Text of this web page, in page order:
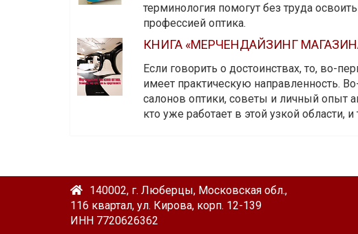
терминология помогут без труда
профессией оптика.
КНИГА «МЕРЧЕНДАЙЗИНГ
Если говорить о достоинствах, то, во-
имеет практическую направленность.
салонов оптики, советы и личный опыт
кто уже работает в этой узкой области,
140002, г. Люберцы, Московская обл.,
116 квартал, ул. Кирова, корп. 12-139
ИНН 7720626362